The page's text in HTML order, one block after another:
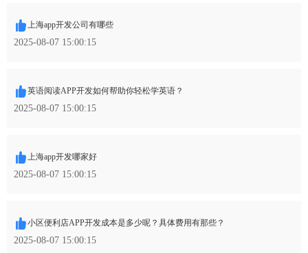
上海app开发公司有哪些
2025-08-07 15:00:15
英语阅读APP开发如何帮助你轻松学英语？
2025-08-07 15:00:15
上海app开发哪家好
2025-08-07 15:00:15
小区便利店APP开发成本是多少呢？具体费用有那些？
2025-08-07 15:00:15